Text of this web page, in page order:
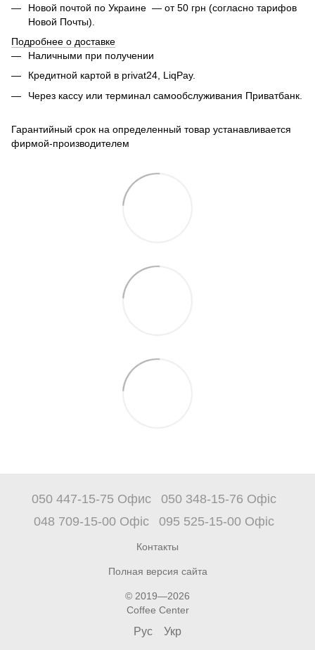
Новой почтой по Украине — от 50 грн (согласно тарифов
Новой Почты).
Подробнее о доставке
Наличными при получении
Кредитной картой в privat24, LiqPay.
Через кассу или терминал самообслуживания Приватбанк.
Гарантийный срок на определенный товар устанавливается
фирмой-производителем
050 447-15-75 Офис
050 348-15-76 Офіс
048 709-15-00 Офіс
095 525-15-00 Офіс
Контакты
Полная версия сайта
© 2019—2026
Coffee Center
Рус Укр